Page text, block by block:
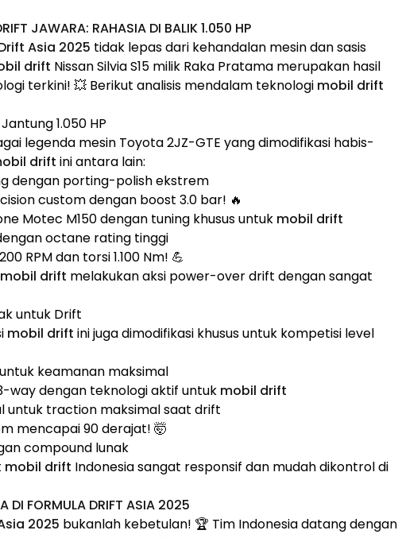
JAWARA: RAHASIA DI BALIK 1.050 HP
Asia 2025 tidak lepas dari kehandalan mesin dan sasis
drift Nissan Silvia S15 milik Raka Pratama merupakan hasil
terkini! 💥 Berikut analisis mendalam teknologi mobil drift
1.050 HP
legenda mesin Toyota 2JZ-GTE yang dimodifikasi habis-
drift ini antara lain:
dengan porting-polish ekstrem
custom dengan boost 3.0 bar! 🔥
Motec M150 dengan tuning khusus untuk mobil drift
octane rating tinggi
RPM dan torsi 1.100 Nm! 💪
mobil drift melakukan aksi power-over drift dengan sangat
untuk Drift
mobil drift ini juga dimodifikasi khusus untuk kompetisi level
keamanan maksimal
way dengan teknologi aktif untuk mobil drift
untuk traction maksimal saat drift
mencapai 90 derajat! 🤯
compound lunak
mobil drift Indonesia sangat responsif dan mudah dikontrol di
DI FORMULA DRIFT ASIA 2025
2025 bukanlah kebetulan! 🏆 Tim Indonesia datang dengan